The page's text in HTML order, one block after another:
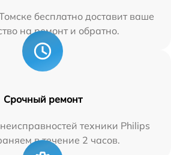
бесплатно доставит ваше
на ремонт и обратно.
Срочный ремонт
техники Philips
в течение 2 часов.